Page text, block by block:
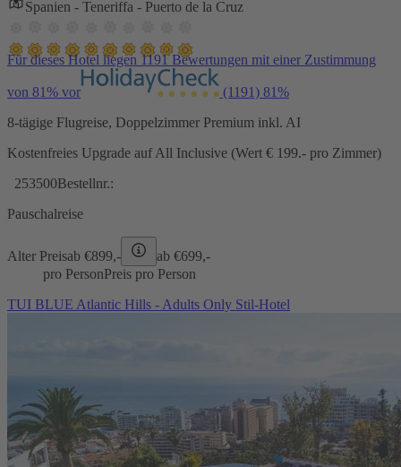
Spanien - Teneriffa - Puerto de la Cruz
Für dieses Hotel liegen 1191 Bewertungen mit einer Zustimmung
von 81% vor (1191) 81%
8-tägige Flugreise, Doppelzimmer Premium inkl. AI
Kostenfreies Upgrade auf All Inclusive (Wert € 199.- pro Zimmer)
253500Bestellnr.:
Pauschalreise
Alter Preisab €899,- ab €699,-
pro PersonPreis pro Person
TUI BLUE Atlantic Hills - Adults Only Stil-Hotel